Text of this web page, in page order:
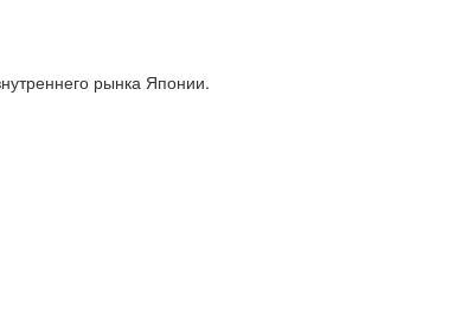
рынка Японии.